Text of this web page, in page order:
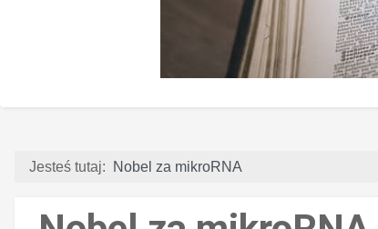
Jesteś tutaj: Nobel za mikroRNA